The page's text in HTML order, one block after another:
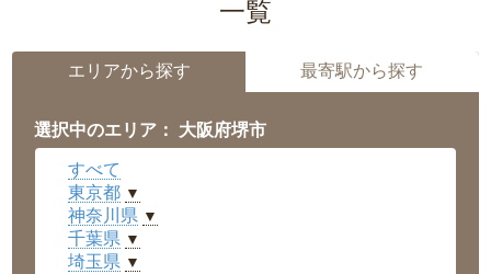
一覧
エリアから探す 最寄駅から探す
選択中のエリア： 大阪府堺市
すべて
東京都 ▼
神奈川県 ▼
千葉県 ▼
埼玉県 ▼